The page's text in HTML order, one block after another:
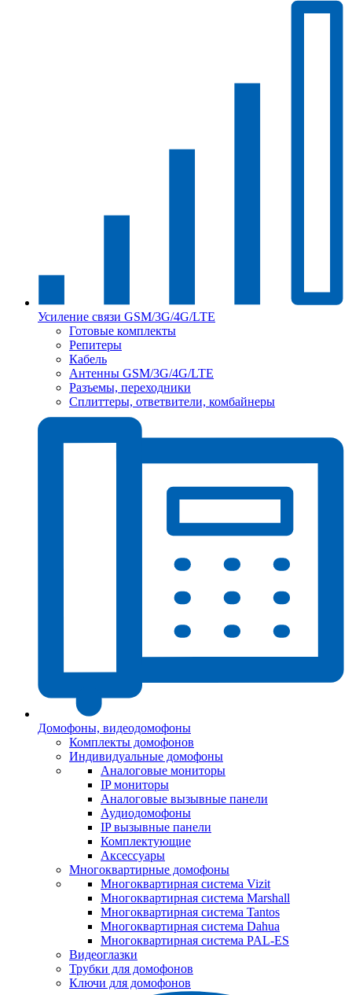
Усиление связи GSM/3G/4G/LTE
Готовые комплекты
Репитеры
Кабель
Антенны GSM/3G/4G/LTE
Разъемы, переходники
Сплиттеры, ответвители, комбайнеры
Домофоны, видеодомофоны
Комплекты домофонов
Индивидуальные домофоны
Аналоговые мониторы
IP мониторы
Аналоговые вызывные панели
Аудиодомофоны
IP вызывные панели
Комплектующие
Аксессуары
Многоквартирные домофоны
Многоквартирная система Vizit
Многоквартирная система Marshall
Многоквартирная система Tantos
Многоквартирная система Dahua
Многоквартирная система PAL-ES
Видеоглазки
Трубки для домофонов
Ключи для домофонов